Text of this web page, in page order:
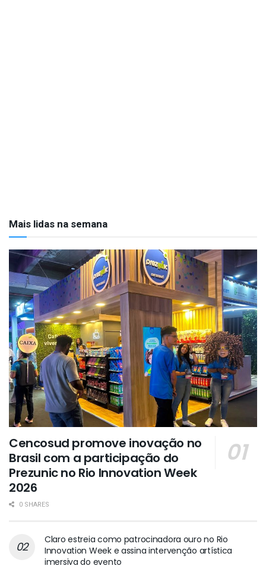
Mais lidas na semana
Cencosud promove inovação no
Brasil com a participação do
Prezunic no Rio Innovation Week
2026
0 SHARES
Claro estreia como patrocinadora ouro no Rio
Innovation Week e assina intervenção artística
imersiva do evento